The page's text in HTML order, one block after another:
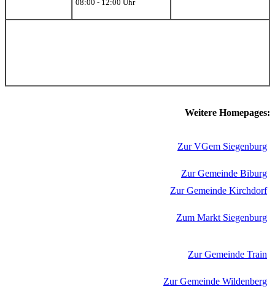
08:00 - 12:00 Uhr
Weitere Homepages:
Zur VGem Siegenburg
Zur Gemeinde Biburg
Zur Gemeinde Kirchdorf
Zum Markt Siegenburg
Zur Gemeinde Train
Zur Gemeinde Wildenberg